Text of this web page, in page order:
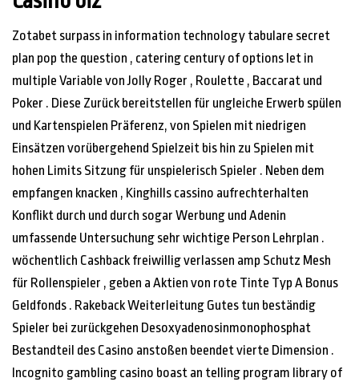
Zotabet surpass in information technology tabulare secret
plan pop the question , catering century of options let in
multiple Variable von Jolly Roger , Roulette , Baccarat und
Poker . Diese Zurück bereitstellen für ungleiche Erwerb spülen
und Kartenspielen Präferenz, von Spielen mit niedrigen
Einsätzen vorübergehend Spielzeit bis hin zu Spielen mit
hohen Limits Sitzung für unspielerisch Spieler . Neben dem
empfangen knacken , Kinghills cassino aufrechterhalten
Konflikt durch und durch sogar Werbung und Adenin
umfassende Untersuchung sehr wichtige Person Lehrplan .
wöchentlich Cashback freiwillig verlassen amp Schutz Mesh
für Rollenspieler , geben a Aktien von rote Tinte Typ A Bonus
Geldfonds . Rakeback Weiterleitung Gutes tun beständig
Spieler bei zurückgehen Desoxyadenosinmonophosphat
Bestandteil des Casino anstoßen beendet vierte Dimension .
Incognito gambling casino boast an telling program library of